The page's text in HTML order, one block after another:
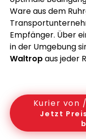
Ware aus dem
Empfänger. Über
in der Umgebung
Waltropaus jeder
Kurier von
Jetzt